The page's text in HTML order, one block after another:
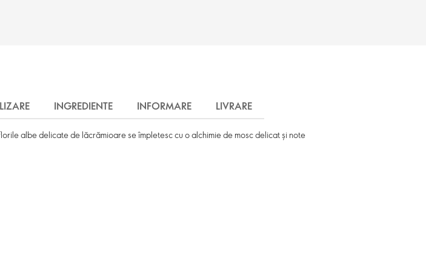
INGREDIENTE INFORMARE LIVRARE
albe delicate de lăcrămioare se împletesc cu o alchimie de mosc delicat și note